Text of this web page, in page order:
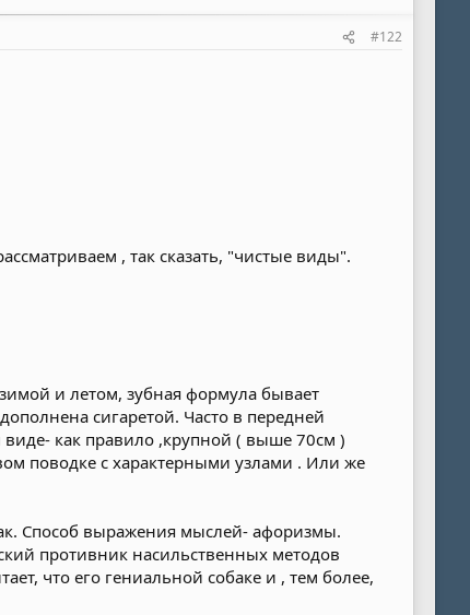
#122
, так сказать, "чистые виды".
и летом, зубная формула бывает
сигаретой. Часто в передней
виде- как правило ,крупной ( выше 70см )
поводке с характерными узлами . Или же
Способ выражения мыслей- афоризмы.
противник насильственных методов
что его гениальной собаке и , тем более,